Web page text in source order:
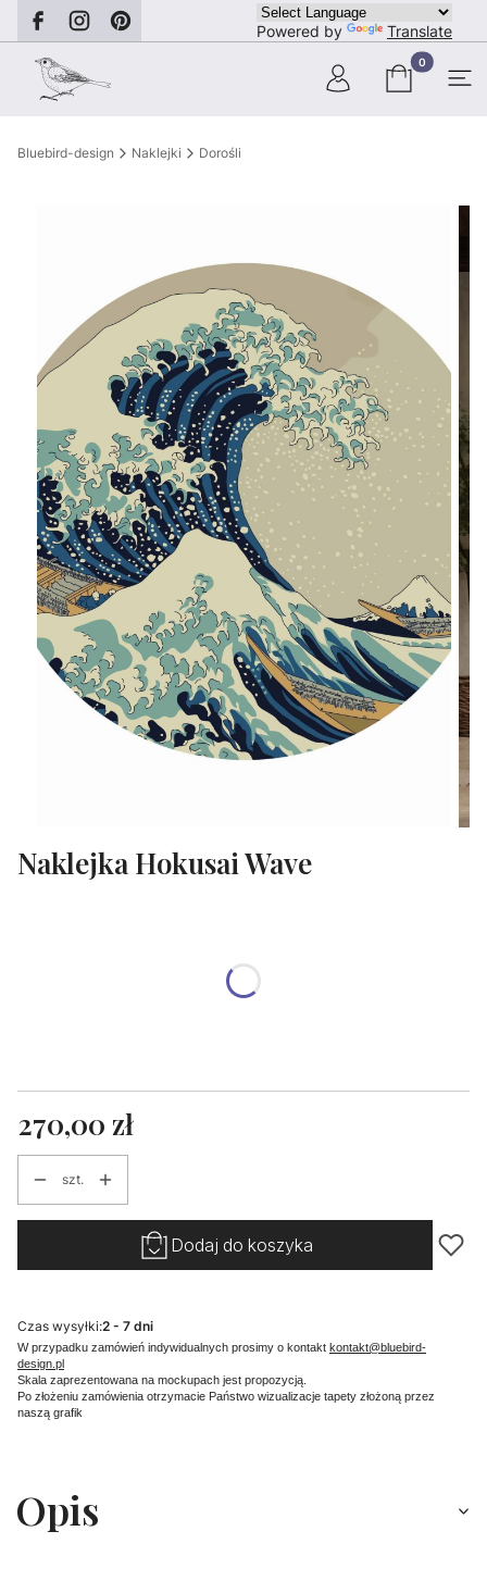
Powered by Translate
Produkty w
Bluebird-design Naklejki Dorośli
Naklejka Hokusai Wave
Cena
270,00 zł
szt.
Dodaj do koszyka
Czas wysyłki:2 - 7 dni
W przypadku zamówień indywidualnych prosimy o kontakt kontakt@bluebird-
design.pl
Skala zaprezentowana na mockupach jest propozycją.
Po złożeniu zamówienia otrzymacie Państwo wizualizacje tapety złożoną przez
naszą grafik
Opis